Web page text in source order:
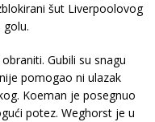
šut Liverpoolovog
Gubili su snagu
pomogao ni ulazak
Koeman je posegnuo
potez. Weghorst je u